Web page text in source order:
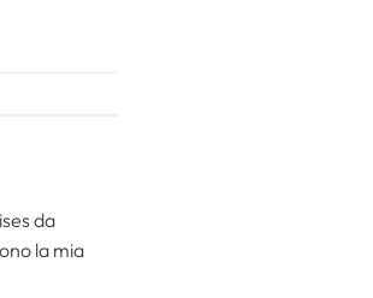
da
la mia